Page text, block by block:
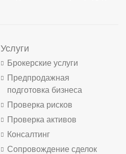
Услуги
Брокерские услуги
Предпродажная
подготовка бизнеса
Проверка рисков
Проверка активов
Консалтинг
Сопровождение сделок